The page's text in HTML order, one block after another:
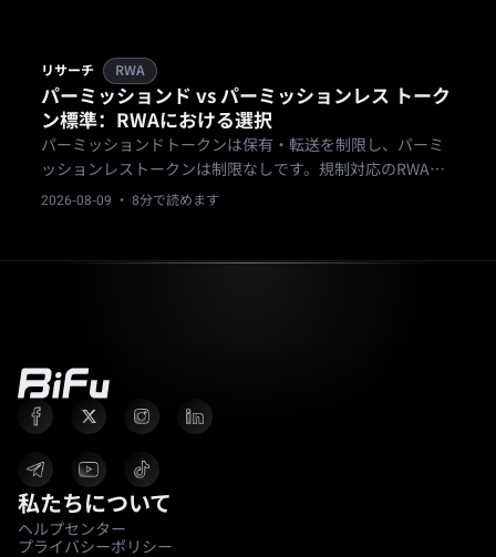
リサーチ RWA
パーミッションド vs パーミッションレス トーク
ン標準：RWAにおける選択
パーミッションドトークンは保有・転送を制限し、パーミ
ッションレストークンは制限なしです。規制対応のRWA証
券では、発行体が保有者を管理できるパーミッションド標
2026-08-09 · 8分で読めます
私たちについて
ヘルプセンター
プライバシーポリシー